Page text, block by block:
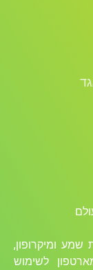
שמע ומיקרופון,
לשימוש